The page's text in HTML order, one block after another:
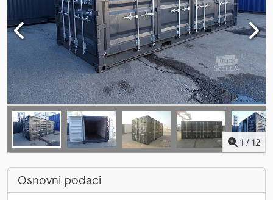
1 / 12
Osnovni podaci